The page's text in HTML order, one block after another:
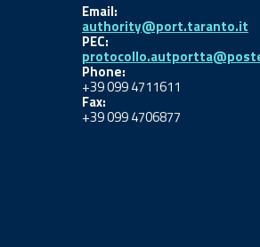
Email:
authority@port.taranto.it
PEC:
Phone:
+39 099 4711611
Fax:
+39 099 4706877